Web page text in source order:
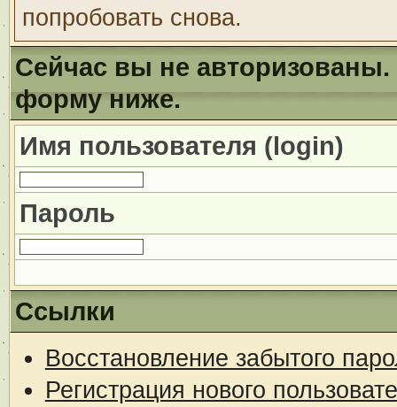
попробовать снова.
Сейчас вы не авторизованы.
форму ниже.
Имя пользователя (login)
Пароль
Ссылки
Восстановление забытого
Регистрация нового